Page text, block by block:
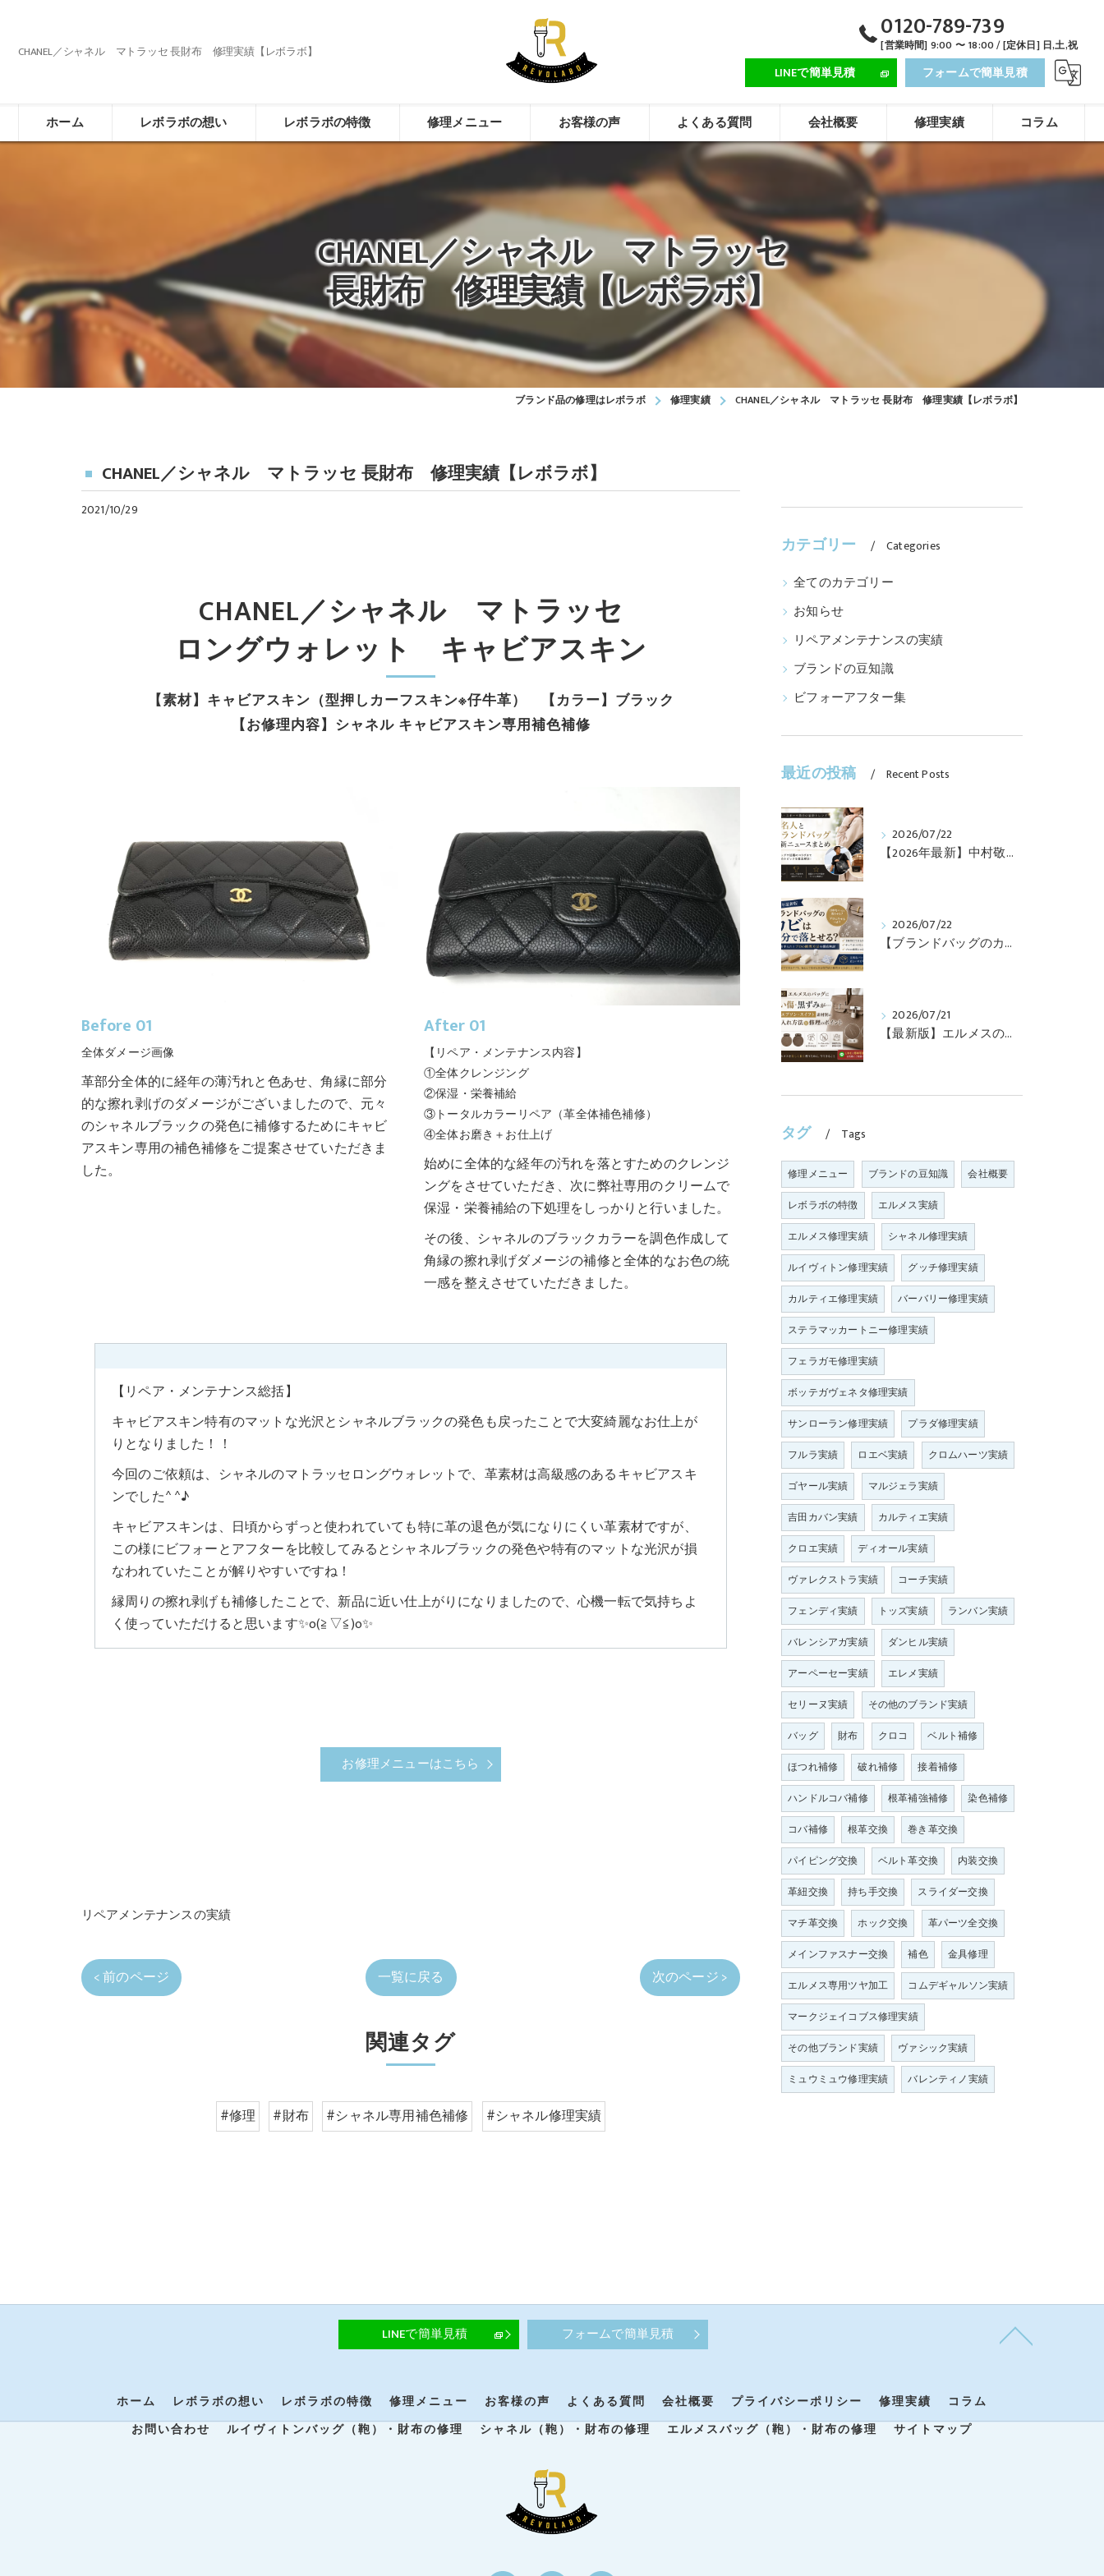
CHANEL／シャネル マトラッセ 長財布 修理実績【レボラボ】
0120-789-739
[営業時間] 9:00 〜 18:00 / [定休日] 日,土,祝
LINEで簡単見積 フォームで簡単見積
ホーム レボラボの想い レボラボの特徴 修理メニュー お客様の声 よくある質問 会社概要 修理実績 コラム
CHANEL／シャネル マトラッセ
長財布 修理実績【レボラボ】
ブランド品の修理はレボラボ 修理実績 CHANEL／シャネル マトラッセ 長財布 修理実績【レボラボ】
CHANEL／シャネル マトラッセ 長財布 修理実績【レボラボ】
2021/10/29
【素材】キャビアスキン（型押しカーフスキン※仔牛革） 【カラー】ブラック
【お修理内容】シャネル キャビアスキン専用補色補修
CHANEL／シャネル マトラッセ
ロングウォレット キャビアスキン
Before 01
全体ダメージ画像
革部分全体的に経年の薄汚れと色あせ、角縁に部分
的な擦れ剥げのダメージがございましたので、元々
のシャネルブラックの発色に補修するためにキャビ
アスキン専用の補色補修をご提案させていただきま
した。
After 01
【リペア・メンテナンス内容】
①全体クレンジング
②保湿・栄養補給
③トータルカラーリペア（革全体補色補修）
④全体お磨き＋お仕上げ
始めに全体的な経年の汚れを落とすためのクレンジ
ングをさせていただき、次に弊社専用のクリームで
保湿・栄養補給の下処理をしっかりと行いました。
その後、シャネルのブラックカラーを調色作成して
角縁の擦れ剥げダメージの補修と全体的なお色の統
一感を整えさせていただきました。
【リペア・メンテナンス総括】
キャビアスキン特有のマットな光沢とシャネルブラックの発色も戻ったことで大変綺麗なお仕上が
りとなりました！！
今回のご依頼は、シャネルのマトラッセロングウォレットで、革素材は高級感のあるキャビアスキ
ンでした^ ^♪
キャビアスキンは、日頃からずっと使われていても特に革の退色が気になりにくい革素材ですが、
この様にビフォーとアフターを比較してみるとシャネルブラックの発色や特有のマットな光沢が損
なわれていたことが解りやすいですね！
縁周りの擦れ剥げも補修したことで、新品に近い仕上がりになりましたので、心機一転で気持ちよ
く使っていただけると思います✨o(≧▽≦)o✨
お修理メニューはこちら
リペアメンテナンスの実績
< 前のページ 一覧に戻る 次のページ >
関連タグ
#修理 #財布 #シャネル専用補色補修 #シャネル修理実績
カテゴリー Categories
全てのカテゴリー
お知らせ
リペアメンテナンスの実績
ブランドの豆知識
ビフォーアフター集
最近の投稿 Recent Posts
2026/07/22
【2026年最新】中村敬斗・堂安律・前田大然も愛用！日本代表選手が持つブランドバッグとは？修理・メンテナンス方法も解説
2026/07/22
【ブランドバッグのカビ】100均グッズで落とせる？プロが教えるNGなお手入れと修理すべきケース【最新版】
2026/07/21
【最新版】エルメスのバッグに白い傷・黒ずみが…トゴ・エプソン・スイフト素材別のお手入れ方法と修理のポイント
タグ Tags
修理メニュー ブランドの豆知識
会社概要
レボラボの特徴
エルメス実績
エルメス修理実績
シャネル修理実績
ルイヴィトン修理実績
グッチ修理実績
カルティエ修理実績
バーバリー修理実績
ステラマッカートニー修理実績
フェラガモ修理実績
ボッテガヴェネタ修理実績
サンローラン修理実績
プラダ修理実績
フルラ実績
ロエベ実績
クロムハーツ実績
ゴヤール実績
マルジェラ実績
吉田カバン実績
カルティエ実績
クロエ実績
ディオール実績
ヴァレクストラ実績
コーチ実績
フェンディ実績
トッズ実績
ランバン実績
バレンシアガ実績
ダンヒル実績
アーペーセー実績
エレメ実績
セリーヌ実績
その他のブランド実績
バッグ
財布 クロコ
ベルト補修
ほつれ補修
破れ補修
接着補修
ハンドルコバ補修
根革補強補修
染色補修
コバ補修
根革交換
巻き革交換
パイピング交換
ベルト革交換
内装交換
革紐交換
持ち手交換
スライダー交換
マチ革交換
ホック交換
革パーツ全交換
メインファスナー交換
補色
金具修理
エルメス専用ツヤ加工
コムデギャルソン実績
マークジェイコブス修理実績
その他ブランド実績
ヴァシック実績
ミュウミュウ修理実績
バレンティノ実績
LINEで簡単見積 フォームで簡単見積
ホーム レボラボの想い レボラボの特徴 修理メニュー お客様の声 よくある質問 会社概要 プライバシーポリシー 修理実績
コラム
お問い合わせ
ルイヴィトンバッグ（鞄）・財布の修理 シャネル（鞄）・財布の修理 エルメスバッグ（鞄）・財布の修理 サイトマップ